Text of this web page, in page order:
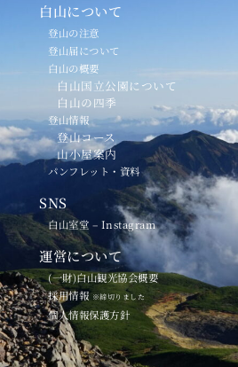
白山について
登山の注意
登山届について
白山の概要
白山国立公園について
白山の四季
登山情報
登山コース
山小屋案内
パンフレット・資料
SNS
白山室堂 – Instagram
運営について
(一財)白山観光協会概要
採用情報 ※締切りました
個人情報保護方針